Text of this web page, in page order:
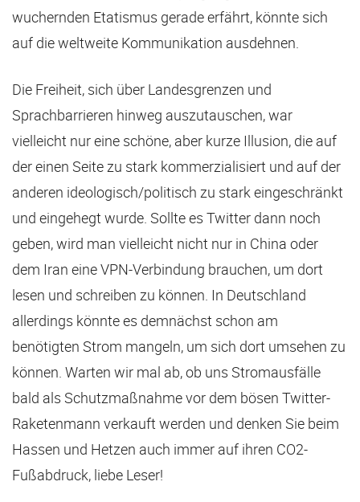
wuchernden Etatismus gerade erfährt, könnte sich
auf die weltweite Kommunikation ausdehnen.
Die Freiheit, sich über Landesgrenzen und
Sprachbarrieren hinweg auszutauschen, war
vielleicht nur eine schöne, aber kurze Illusion, die auf
der einen Seite zu stark kommerzialisiert und auf der
anderen ideologisch/politisch zu stark eingeschränkt
und eingehegt wurde. Sollte es Twitter dann noch
geben, wird man vielleicht nicht nur in China oder
dem Iran eine VPN-Verbindung brauchen, um dort
lesen und schreiben zu können. In Deutschland
allerdings könnte es demnächst schon am
benötigten Strom mangeln, um sich dort umsehen zu
können. Warten wir mal ab, ob uns Stromausfälle
bald als Schutzmaßnahme vor dem bösen Twitter-
Raketenmann verkauft werden und denken Sie beim
Hassen und Hetzen auch immer auf ihren CO2-
Fußabdruck, liebe Leser!